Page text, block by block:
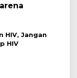
HIV, Jangan
HIV